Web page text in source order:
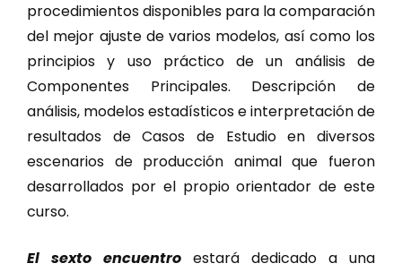
procedimientos disponibles para la comparación
del mejor ajuste de varios modelos, así como los
principios y uso práctico de un análisis de
Componentes Principales. Descripción de
análisis, modelos estadísticos e interpretación de
resultados de Casos de Estudio en diversos
escenarios de producción animal que fueron
desarrollados por el propio orientador de este
curso.
El sexto encuentro estará dedicado a una